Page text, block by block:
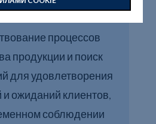
процессов
продукции и поиск
для удовлетворения
и ожиданий клиентов,
соблюдении